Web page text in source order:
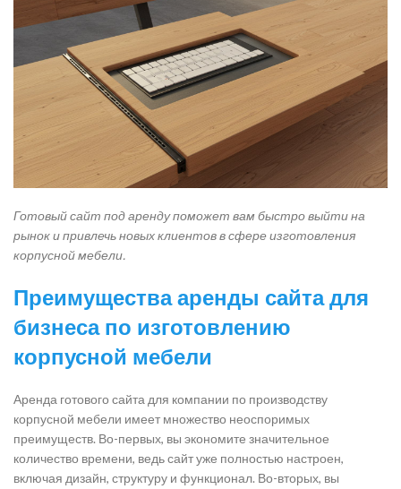
Готовый сайт под аренду поможет вам быстро выйти на
рынок и привлечь новых клиентов в сфере изготовления
корпусной мебели.
Преимущества аренды сайта для
бизнеса по изготовлению
корпусной мебели
Аренда готового сайта для компании по производству
корпусной мебели имеет множество неоспоримых
преимуществ. Во-первых, вы экономите значительное
количество времени, ведь сайт уже полностью настроен,
включая дизайн, структуру и функционал. Во-вторых, вы